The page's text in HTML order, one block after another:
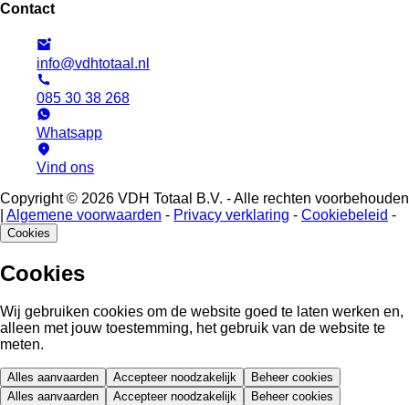
Contact
info@vdhtotaal.nl
085 30 38 268
Whatsapp
Vind ons
Copyright © 2026 VDH Totaal B.V. - Alle rechten voorbehouden
Algemene voorwaarden - Privacy verklaring - Cookiebeleid -
Cookies
Cookies
Wij gebruiken cookies om de website goed te laten werken en,
alleen met jouw toestemming, het gebruik van de website te
meten.
Alles aanvaarden Accepteer noodzakelijk
Beheer cookies
Alles aanvaarden
Accepteer noodzakelijk Beheer cookies